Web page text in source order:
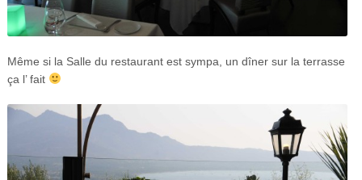
Même si la Salle du restaurant est sympa, un dîner sur la terrasse
ça l’ fait